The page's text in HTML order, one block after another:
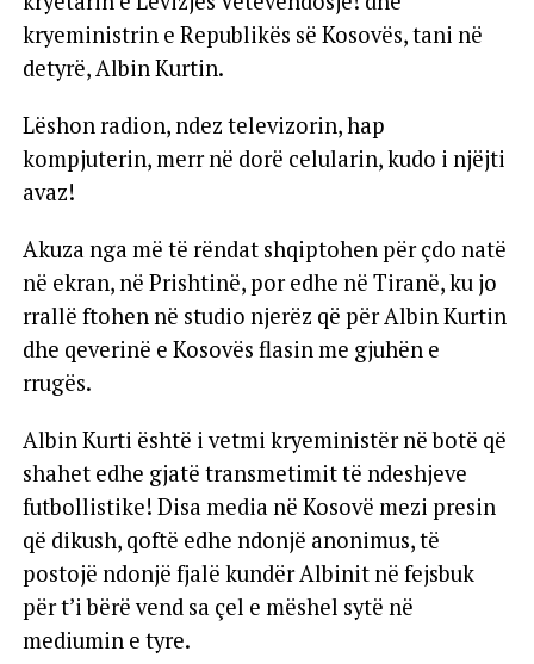
kryeministrin e Republikës së Kosovës, tani në
detyrë, Albin Kurtin.
Lëshon radion, ndez televizorin, hap
kompjuterin, merr në dorë celularin, kudo i njëjti
avaz!
Akuza nga më të rëndat shqiptohen për çdo natë
në ekran, në Prishtinë, por edhe në Tiranë, ku jo
rrallë ftohen në studio njerëz që për Albin Kurtin
dhe qeverinë e Kosovës flasin me gjuhën e
rrugës.
Albin Kurti është i vetmi kryeministër në botë që
shahet edhe gjatë transmetimit të ndeshjeve
futbollistike! Disa media në Kosovë mezi presin
që dikush, qoftë edhe ndonjë anonimus, të
postojë ndonjë fjalë kundër Albinit në fejsbuk
për t’i bërë vend sa çel e mëshel sytë në
mediumin e tyre.